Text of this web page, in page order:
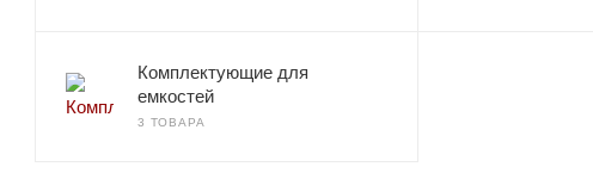
Комплектующие для
емкостей
3 ТОВАРА